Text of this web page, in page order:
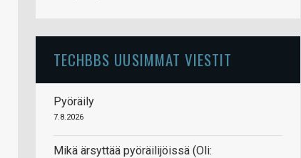
TECHBBS UUSIMMAT VIESTIT
Pyöräily
7.8.2026
Mikä ärsyttää pyöräilijöissä (Oli: